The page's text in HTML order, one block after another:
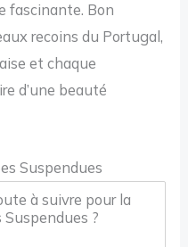
fascinante. Bon
recoins du Portugal,
et chaque
d’une beauté
Suspendues
à suivre pour la
Suspendues ?